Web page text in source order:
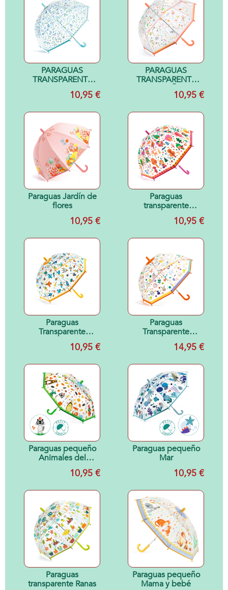
PARAGUAS
TRANSPARENTE
UNICORNIOS
10,95 €
PARAGUAS
TRANSPARENTE
PEQUEÑAS10,95 €
Paraguas Jardín de
flores
10,95 €
Paraguas
transparente
Bosque10,95 €
Paraguas
Transparente
Espacio10,95 €
Paraguas
Transparente
Mágico Caras14,95 €
Paraguas pequeño
Animales del
bosque10,95 €
Paraguas pequeño
Mar
10,95 €
Paraguas
transparente Ranas
Paraguas pequeño
Mama y bebé